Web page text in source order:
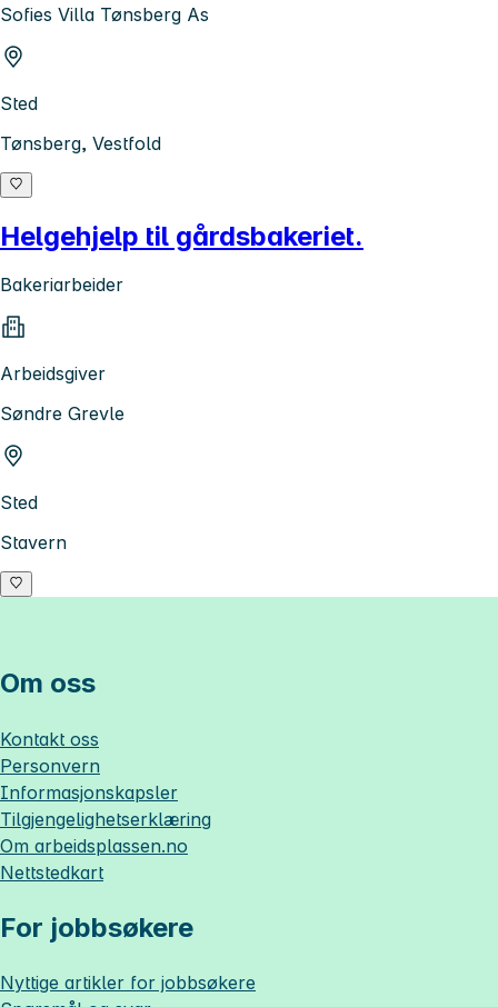
Sofies Villa Tønsberg As
Sted
Tønsberg, Vestfold
Helgehjelp til gårdsbakeriet.
Bakeriarbeider
Arbeidsgiver
Søndre Grevle
Sted
Stavern
Om oss
Kontakt oss
Personvern
Informasjonskapsler
Tilgjengelighetserklæring
Om arbeidsplassen.no
Nettstedkart
For jobbsøkere
Nyttige artikler for jobbsøkere